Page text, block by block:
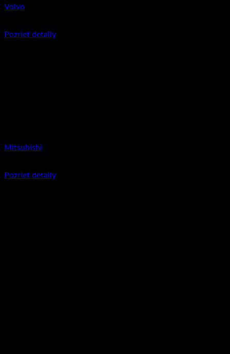
Volvo
Pozrieť detaily
Mitsubishi
Pozrieť detaily